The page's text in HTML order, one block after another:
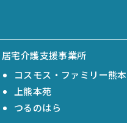
居宅介護支援事業所
コスモス・ファミリー熊本
上熊本苑
つるのはら